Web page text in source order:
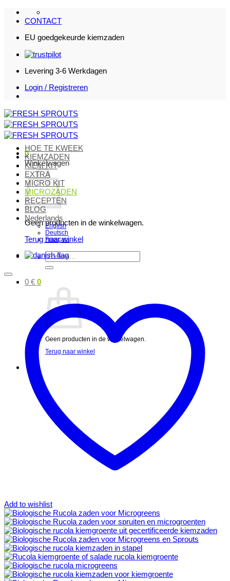
naar
CONTACT
EU goedgekeurde kiemzaden
Levering 3-6 Werkdagen
Login / Registreren
0
Winkelwagen
Geen producten in de winkelwagen.
Terug naar winkel
Zoeken
naar:
0 € 0
Geen producten in de winkelwagen.
Terug naar winkel
HOE TE KWEEK
KIEMZADEN
KIEM KIT
EXTRA
MICRO KIT
MICROZADEN
RECEPTEN
BLOG
Nederlands
English
Deutsch
Français
Add to wishlist